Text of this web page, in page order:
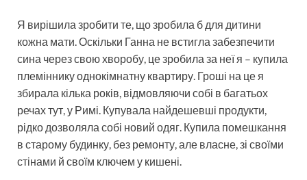
Я вирішила зробити те, що зробила б для дитини
кожна мати. Оскільки Ганна не встигла забезпечити
сина через свою хворобу, це зробила за неї я – купила
племіннику однокімнатну квартиру. Гроші на це я
збирала кілька років, відмовляючи собі в багатьох
речах тут, у Римі. Купувала найдешевші продукти,
рідко дозволяла собі новий одяг. Купила помешкання
в старому будинку, без ремонту, але власне, зі своїми
стінами й своїм ключем у кишені.